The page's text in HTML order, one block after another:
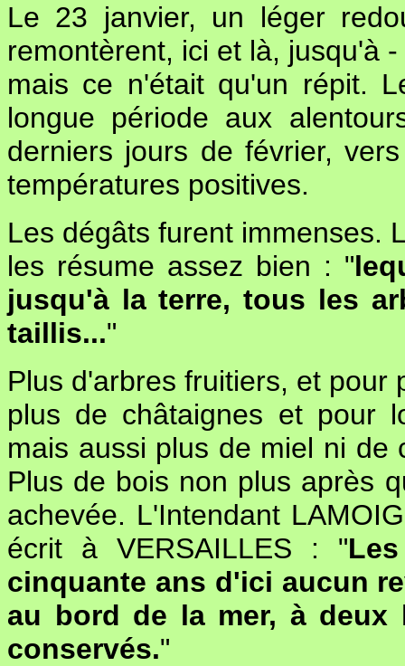
Le 23 janvier, un léger
remontèrent, ici et là, jusqu'à
mais ce n'était qu'un répit.
longue période aux
derniers jours de février,
températures positives.
Les dégâts furent immenses.
les résume assez bien : "
jusqu'à la terre, tous les
taillis..."
Plus d'arbres fruitiers, et pour
plus de châtaignes et pour
mais aussi plus de miel ni de
Plus de bois non plus après
achevée. L'Intendant
écrit à VERSAILLES : "
cinquante ans d'ici aucun
au bord de la mer, à
conservés."